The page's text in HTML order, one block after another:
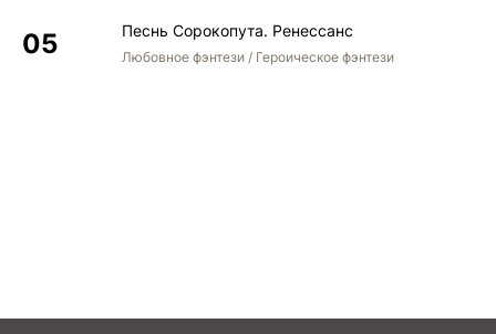
Песнь Сорокопута. Ренессанс
Любовное фэнтези / Героическое фэнтези